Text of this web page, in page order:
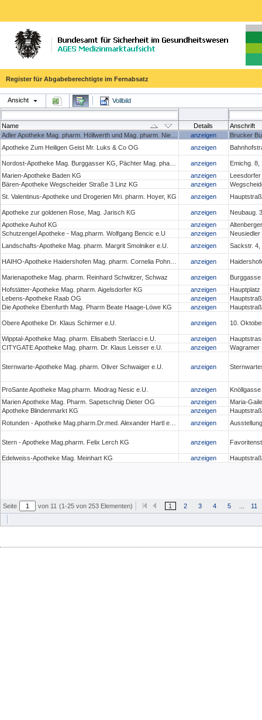
Register für Abgabeberechtigte im Fernabsatz
Ansicht Vollbild
Name Details
Anschrift
anzeigen
Brucker
Apotheke Zum Heiligen Geist Mr. Luks & Co OG
anzeigen
anzeigen
Emichg. 8,
Marien-Apotheke Baden KG
anzeigen
Bären-Apotheke Wegscheider Straße 3 Linz KG
anzeigen
St. Valentinus-Apotheke und Drogerien Mri. pharm. Hoyer, KG
anzeigen
Apotheke zur goldenen Rose, Mag. Jarisch KG anzeigen
Neubaug.
Apotheke Auhof KG
anzeigen
Schutzengel Apotheke - Mag.pharm. Wolfgang Bencic e.U
anzeigen
Landschafts-Apotheke Mag. pharm. Margrit Smolniker e.U.
anzeigen Sackstr. 4,
anzeigen
Marienapotheke Mag. pharm. Reinhard Schwitzer, Schwaz anzeigen
Hofstätter-Apotheke Mag. pharm. Aigelsdorfer KG
anzeigen
Lebens-Apotheke Raab OG
anzeigen
Die Apotheke Ebenfurth Mag. Pharm Beate Haage-Löwe KG
anzeigen
Obere Apotheke Dr. Klaus Schirmer e.U. anzeigen 10.
Wipptal-Apotheke Mag. pharm. Elisabeth Sterlacci e.U. anzeigen
CITYGATE Apotheke Mag. pharm. Dr. Klaus Leisser e.U.
anzeigen Wagramer
Sternwarte-Apotheke Mag. pharm. Oliver Schwaiger e.U. anzeigen
ProSante Apotheke Mag.pharm. Miodrag Nesic e.U. anzeigen
Marien Apotheke Mag. Pharm. Sapetschnig Dieter OG
anzeigen
Maria-
Apotheke Blindenmarkt KG
anzeigen
anzeigen
Stern - Apotheke Mag.pharm. Felix Lerch KG anzeigen
Edelweiss-Apotheke Mag. Meinhart KG anzeigen
Seite von 11 (1-25 von 253 Elementen) 1 2 3 4 5 11